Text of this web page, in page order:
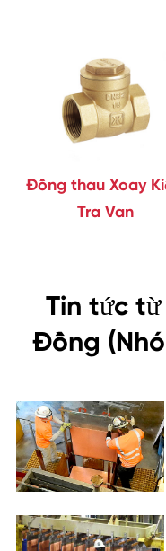
Đồng thau Xoay
Tra Van
Tin tức
Đồng